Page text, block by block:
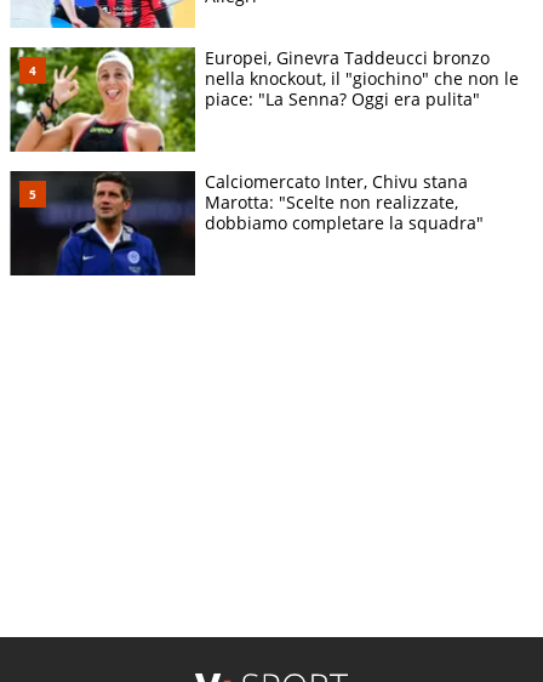
Europei, Ginevra Taddeucci bronzo
nella knockout, il "giochino" che non le
piace: "La Senna? Oggi era pulita"
Calciomercato Inter, Chivu stana
Marotta: "Scelte non realizzate,
dobbiamo completare la squadra"